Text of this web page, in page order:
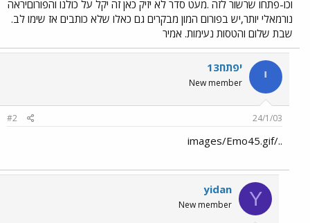
וכו-פתחו שרשור לזה .מעט סדר לא יזיק כאן זה יקל על כולנו והפורוםיראה
נורמאלי יותר,יש בפורום המון מבקרים גם כאלו שלא כותבים אז שימו לב.
שבת שלום והטסות נעימות. אמיר
י יפתח13
New member
24/1/03
#2
../images/Emo45.gif
Y
yidan
New member